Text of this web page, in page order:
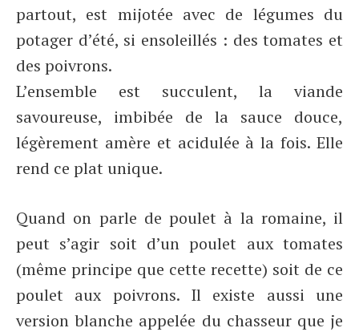
partout, est mijotée avec de légumes du
potager d’été, si ensoleillés : des tomates et
des poivrons.
L’ensemble est succulent, la viande
savoureuse, imbibée de la sauce douce,
légèrement amère et acidulée à la fois. Elle
rend ce plat unique.
Quand on parle de poulet à la romaine, il
peut s’agir soit d’un poulet aux tomates
(même principe que cette recette) soit de ce
poulet aux poivrons. Il existe aussi une
version blanche appelée du chasseur que je